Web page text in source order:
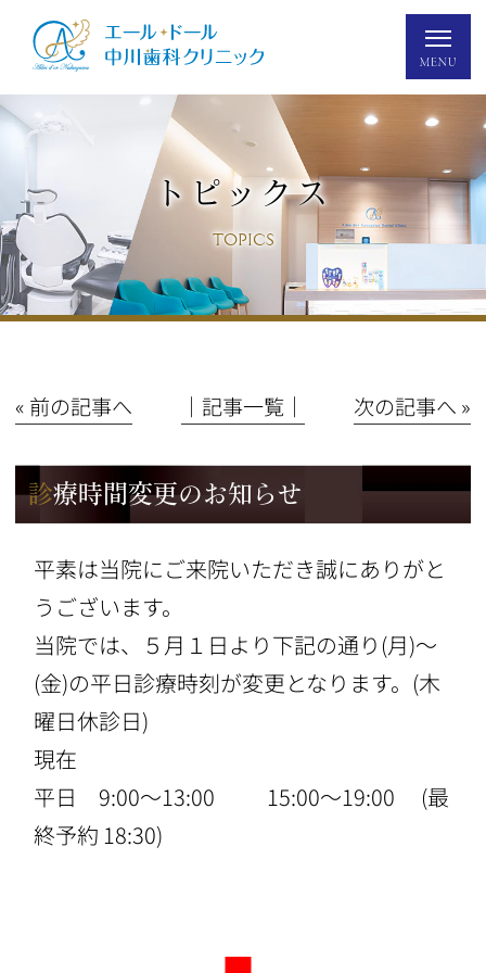
トピックス
TOPICS
« 前の記事へ │記事一覧│ 次の記事へ »
診療時間変更のお知らせ
平素は当院にご来院いただき誠にありがと
うございます。
当院では、５月１日より下記の通り(月)～
(金)の平日診療時刻が変更となります。(木
曜日休診日)
現在
平日 9:00〜13:00 15:00〜19:00 (最
終予約 18:30)